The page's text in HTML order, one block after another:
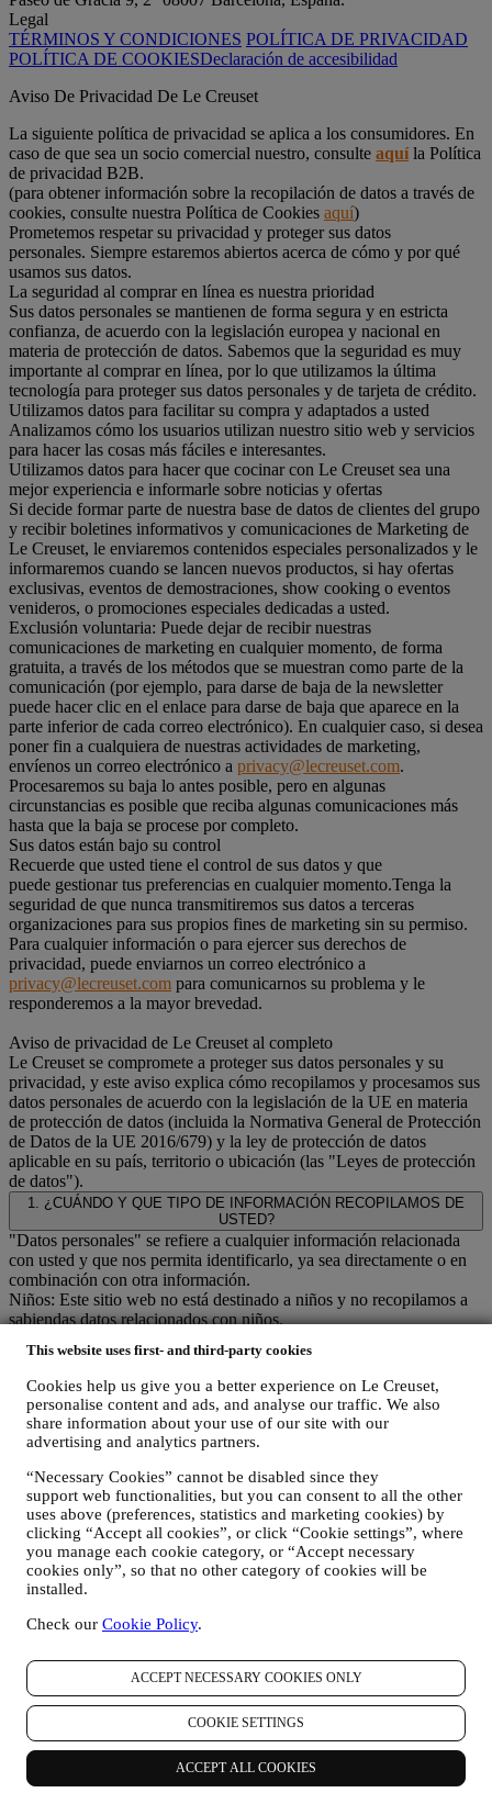
This website uses first- and third-party cookies
Cookies help us give you a better experience on Le Creuset,
personalise content and ads, and analyse our traffic. We also
share information about your use of our site with our
advertising and analytics partners.
“Necessary Cookies” cannot be disabled since they
support web functionalities, but you can consent to all the other
uses above (preferences, statistics and marketing cookies) by
clicking “Accept all cookies”, or click “Cookie settings”, where
you manage each cookie category, or “Accept necessary
cookies only”, so that no other category of cookies will be
installed.
Check our Cookie Policy.
ACCEPT NECESSARY COOKIES ONLY
COOKIE SETTINGS
ACCEPT ALL COOKIES
Legal
TÉRMINOS Y CONDICIONES POLÍTICA DE PRIVACIDAD
POLÍTICA DE COOKIESDeclaración de accesibilidad
Aviso De Privacidad De Le Creuset
La siguiente política de privacidad se aplica a los consumidores. En
caso de que sea un socio comercial nuestro, consulte aquíla Política
de privacidad B2B.
(para obtener información sobre la recopilación de datos a través de
cookies, consulte nuestra Política de Cookies aquí)
Prometemos respetar su privacidad y proteger sus datos
personales. Siempre estaremos abiertos acerca de cómo y por qué
usamos sus datos.
La seguridad al comprar en línea es nuestra prioridad
Sus datos personales se mantienen de forma segura y en estricta
confianza, de acuerdo con la legislación europea y nacional en
materia de protección de datos. Sabemos que la seguridad es muy
importante al comprar en línea, por lo que utilizamos la última
tecnología para proteger sus datos personales y de tarjeta de crédito.
Utilizamos datos para facilitar su compra y adaptados a usted
Analizamos cómo los usuarios utilizan nuestro sitio web y servicios
para hacer las cosas más fáciles e interesantes.
Utilizamos datos para hacer que cocinar con Le Creuset sea una
mejor experiencia e informarle sobre noticias y ofertas
Si decide formar parte de nuestra base de datos de clientes del grupo
y recibir boletines informativos y comunicaciones de Marketing de
Le Creuset, le enviaremos contenidos especiales personalizados y le
informaremos cuando se lancen nuevos productos, si hay ofertas
exclusivas, eventos de demostraciones, show cooking o eventos
venideros, o promociones especiales dedicadas a usted.
Exclusión voluntaria: Puede dejar de recibir nuestras
comunicaciones de marketing en cualquier momento, de forma
gratuita, a través de los métodos que se muestran como parte de la
comunicación (por ejemplo, para darse de baja de la newsletter
puede hacer clic en el enlace para darse de baja que aparece en la
parte inferior de cada correo electrónico). En cualquier caso, si desea
poner fin a cualquiera de nuestras actividades de marketing,
envíenos un correo electrónico a privacy@lecreuset.com.
Procesaremos su baja lo antes posible, pero en algunas
circunstancias es posible que reciba algunas comunicaciones más
hasta que la baja se procese por completo.
Sus datos están bajo su control
Recuerde que usted tiene el control de sus datos y que
puede gestionar tus preferencias en cualquier momento.Tenga la
seguridad de que nunca transmitiremos sus datos a terceras
organizaciones para sus propios fines de marketing sin su permiso.
Para cualquier información o para ejercer sus derechos de
privacidad, puede enviarnos un correo electrónico a
privacy@lecreuset.com para comunicarnos su problema y le
responderemos a la mayor brevedad.
Aviso de privacidad de Le Creuset al completo
Le Creuset se compromete a proteger sus datos personales y su
privacidad, y este aviso explica cómo recopilamos y procesamos sus
datos personales de acuerdo con la legislación de la UE en materia
de protección de datos (incluida la Normativa General de Protección
de Datos de la UE 2016/679) y la ley de protección de datos
aplicable en su país, territorio o ubicación (las "Leyes de protección
de datos").
1. ¿CUÁNDO Y QUE TIPO DE INFORMACIÓN RECOPILAMOS DE
USTED?
"Datos personales" se refiere a cualquier información relacionada
con usted y que nos permita identificarlo, ya sea directamente o en
combinación con otra información.
Niños: Este sitio web no está destinado a niños y no recopilamos a
sabiendas datos relacionados con niños.
sitio web (el "Sitio web"), registrar una cuenta de Le Creuset,
comprar un producto Le Creuset en el sitio Web o en nuestras
tiendas Le Creuset (Boutiques Signature y Tiendas Outlet), o
suscribirse a nuestras comunicaciones de marketing. Los datos
personales pueden referirse a:
nombre, apellidos, dirección de correo electrónico, fecha de
nacimiento y otros datos de contacto (dirección, número de
teléfono y dirección de correo electrónico), para registrar una
cuenta de Le Creuset o comprar como usuario invitado, o para
suscribirse a nuestras comunicaciones de marketing
comunicaciones en la web o en la tienda.
sus datos de compra, por ejemplo, fecha y hora de compra,
la gestión de sus pedidos.
identificadores en línea - como su dirección IP, versión del
navegador, sistema operativo, duración de la visita, usuario
que regresa, origen geográfico), recopilados durante sus
visitas al Sitio Web (ya sea que sea usuario registrado o no),
mediante el uso de registros y/o tecnologías de seguimiento
como "cookies" y otras tecnologías similares (incluidos los
píxeles de seguimiento en los correos electrónicos), para